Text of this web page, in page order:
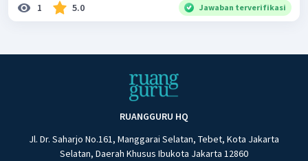
1 5.0 Jawaban terverifikasi
RUANGGURU HQ
Jl. Dr. Saharjo No.161, Manggarai Selatan, Tebet, Kota Jakarta
Selatan, Daerah Khusus Ibukota Jakarta 12860